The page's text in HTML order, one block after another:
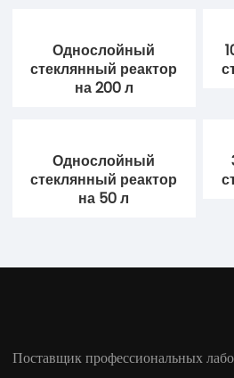
Однослойный
стеклянный реактор
на 200 л
Однослойный
стеклянный реактор
на 50 л
Поставщик профессиональных